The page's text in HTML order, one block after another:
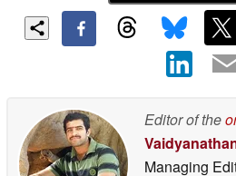
Editor of the
Managing